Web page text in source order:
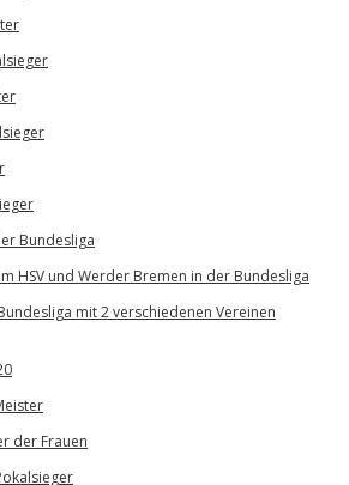
Bundesliga
HSV und Werder Bremen in der Bundesliga
mit 2 verschiedenen Vereinen
der Frauen